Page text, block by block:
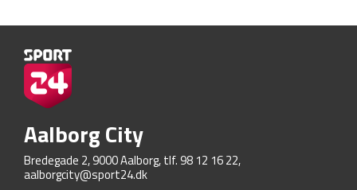
Aalborg City
Bredegade 2, 9000 Aalborg, tlf. 98 12 16 22,
aalborgcity@sport24.dk